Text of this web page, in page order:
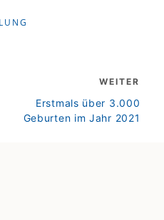
WEITER
weiter
Erstmals über 3.000
Geburten im Jahr 2021